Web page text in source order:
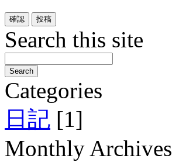
Search this site
Categories
日記 [1]
Monthly Archives